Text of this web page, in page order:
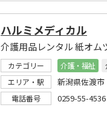
ハルミメディカル
介護用品レンタル 紙オム
カテゴリー 介護・福祉
エリア・駅
新潟県佐渡
電話番号 0259-55-4536